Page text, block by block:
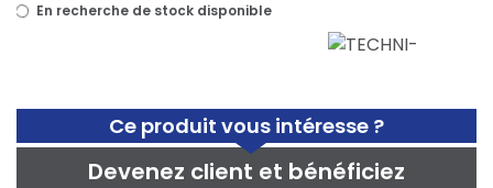
Ce produit vous intéresse ?
Devenez client et bénéficiez
En recherche de stock disponible